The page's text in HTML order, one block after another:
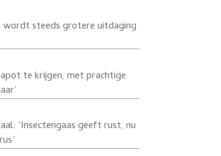
wordt steeds grotere uitdaging
te krijgen, met prachtige
‘Insectengaas geeft rust, nu